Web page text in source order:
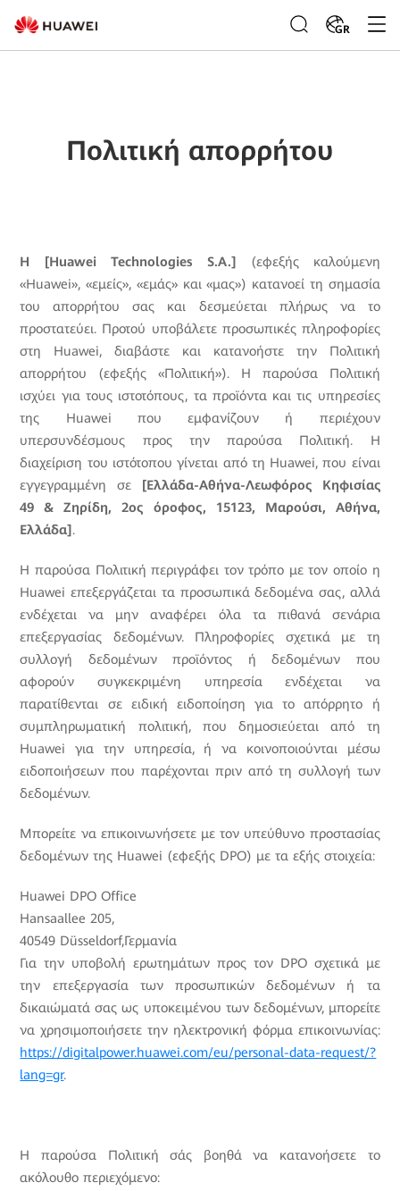
GR
Πολιτική απορρήτου
Η [HuaweiTechnologies S.A.] (εφεξής καλούμενη
«Huawei», «εμείς», «εμάς» και «μας») κατανοεί τη σημασία
του απορρήτου σας και δεσμεύεται πλήρως να το
προστατεύει. Προτού υποβάλετε προσωπικές πληροφορίες
στη Huawei, διαβάστε και κατανοήστε την Πολιτική
απορρήτου (εφεξής «Πολιτική»). Η παρούσα Πολιτική
ισχύει για τους ιστοτόπους, τα προϊόντα και τις υπηρεσίες
της Huawei που εμφανίζουν ή περιέχουν
υπερσυνδέσμους προς την παρούσα Πολιτική. Η
διαχείριση του ιστότοπου γίνεται από τη Huawei, που είναι
εγγεγραμμένη σε [Ελλάδα-Αθήνα-Λεωφόρος Κηφισίας
49 & Ζηρίδη, 2ος όροφος, 15123, Μαρούσι, Αθήνα,
Ελλάδα].
Η παρούσα Πολιτική περιγράφει τον τρόπο με τον οποίο η
Huawei επεξεργάζεται τα προσωπικά δεδομένα σας, αλλά
ενδέχεται να μην αναφέρει όλα τα πιθανά σενάρια
επεξεργασίας δεδομένων. Πληροφορίες σχετικά με τη
συλλογή δεδομένων προϊόντος ή δεδομένων που
αφορούν συγκεκριμένη υπηρεσία ενδέχεται να
παρατίθενται σε ειδική ειδοποίηση για το απόρρητο ή
συμπληρωματική πολιτική, που δημοσιεύεται από τη
Huawei για την υπηρεσία, ή να κοινοποιούνται μέσω
ειδοποιήσεων που παρέχονται πριν από τη συλλογή των
δεδομένων.
Μπορείτε να επικοινωνήσετε με τον υπεύθυνο προστασίας
δεδομένων της Huawei (εφεξής DPO) με τα εξής στοιχεία:
Huawei DPO Office
Hansaallee 205,
40549 Düsseldorf,Γερμανία
Για την υποβολή ερωτημάτων προς τον DPO σχετικά με
την επεξεργασία των προσωπικών δεδομένων ή τα
δικαιώματά σας ως υποκειμένου των δεδομένων, μπορείτε
να χρησιμοποιήσετε την ηλεκτρονική φόρμα επικοινωνίας:
https://digitalpower.huawei.com/eu/personal-data-request/?
lang=gr.
Η παρούσα Πολιτική σάς βοηθά να κατανοήσετε το
ακόλουθο περιεχόμενο: